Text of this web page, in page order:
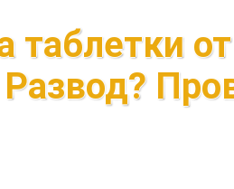
таблетки
Развод?